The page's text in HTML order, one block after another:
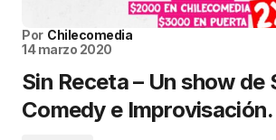
Por Chilecomedia
14 marzo 2020
Sin Receta – Un show de
Comedy e